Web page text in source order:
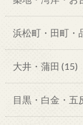
浜松町・田町・
大井・蒲田 (15)
目黒・白金・五